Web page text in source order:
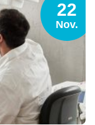
22
Nov.